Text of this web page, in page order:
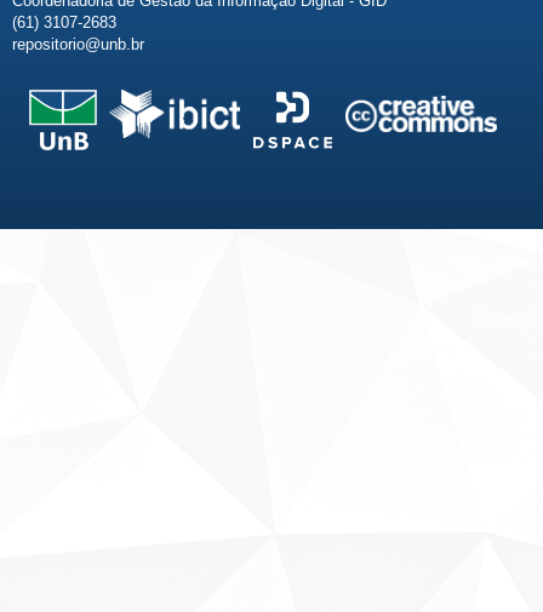
(61) 3107-2683
repositorio@unb.br